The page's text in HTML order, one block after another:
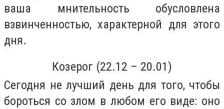
ваша мнительность обусловлена
взвинченностью, характерной для этого
дня.
Козерог (22.12 – 20.01)
Сегодня не лучший день для того, чтобы
бороться со злом в любом его виде: оно